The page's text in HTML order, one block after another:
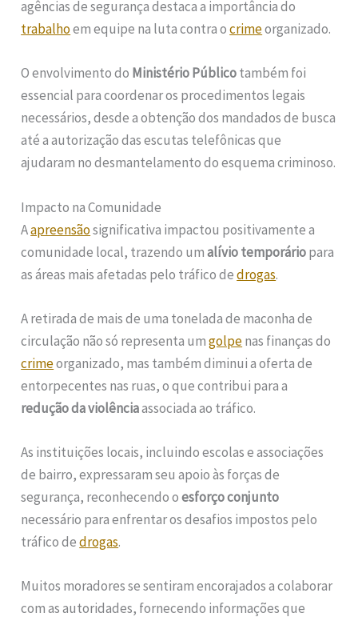
agências de segurança destaca a importância do
trabalhoem equipe na luta contra ocrimeorganizado.
O envolvimento do Ministério Públicotambém foi
essencial para coordenar os procedimentos legais
necessários, desde a obtenção dos mandados de busca
até a autorização das escutas telefônicas que
ajudaram no desmantelamento do esquema criminoso.
Impacto na Comunidade
Aapreensãosignificativa impactou positivamente a
comunidade local, trazendo umalívio temporáriopara
as áreas mais afetadas pelo tráfico dedrogas.
A retirada de mais de uma tonelada de maconha de
circulação não só representa umgolpenas finanças do
crimeorganizado, mas também diminui a oferta de
entorpecentes nas ruas, o que contribui para a
redução da violênciaassociada ao tráfico.
As instituições locais, incluindo escolas e associações
de bairro, expressaram seu apoio às forças de
segurança, reconhecendo oesforço conjunto
necessário para enfrentar os desafios impostos pelo
tráfico dedrogas.
Muitos moradores se sentiram encorajados a colaborar
com as autoridades, fornecendo informações que